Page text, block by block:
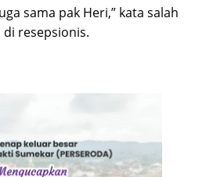
sama pak Heri,” kata salah
di resepsionis.